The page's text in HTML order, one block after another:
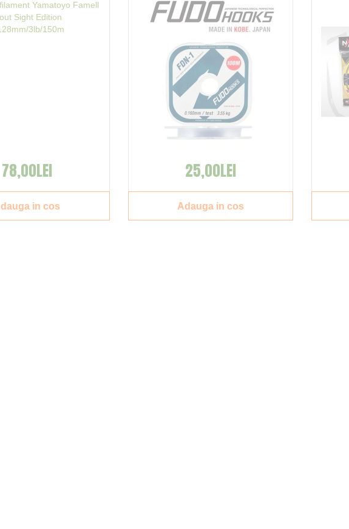
78,00LEI
in cos
25,00LEI
Adauga in cos